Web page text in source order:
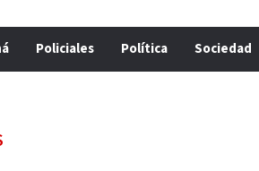
Policiales Política Sociedad